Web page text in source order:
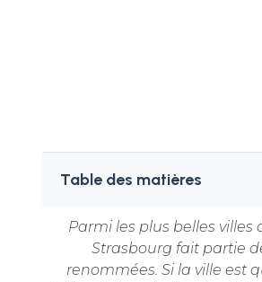
Table des matières
Parmi les plus belles villes
Strasbourg fait partie
renommées. Si la ville est